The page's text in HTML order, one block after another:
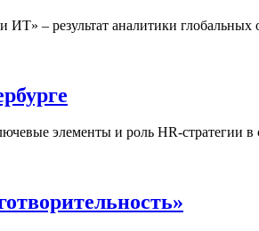
– результат аналитики
элементы и роль HR-стратегии в